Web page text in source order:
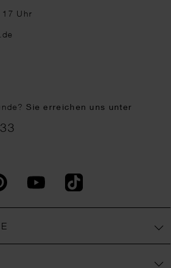
Uhr
Sie erreichen uns unter
PinterestYouTubeTikTok